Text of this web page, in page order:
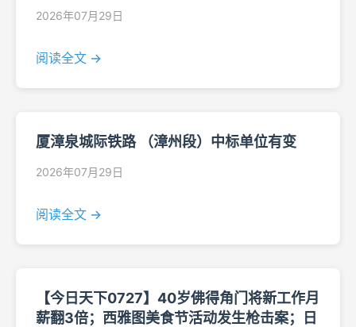
2026年07月29日
阅读全文 →
厦漳泉城际铁路 （漳州段）中标单位有变
2026年07月29日
阅读全文 →
【今日天下0727】40岁佛得角门将新工作月
薪翻3倍；西雅图美食节活动发生枪击案；日